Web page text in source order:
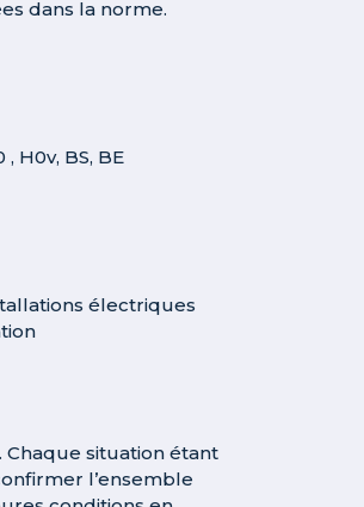
dans la norme.
H0v, BS, BE
électriques
situation étant
l’ensemble